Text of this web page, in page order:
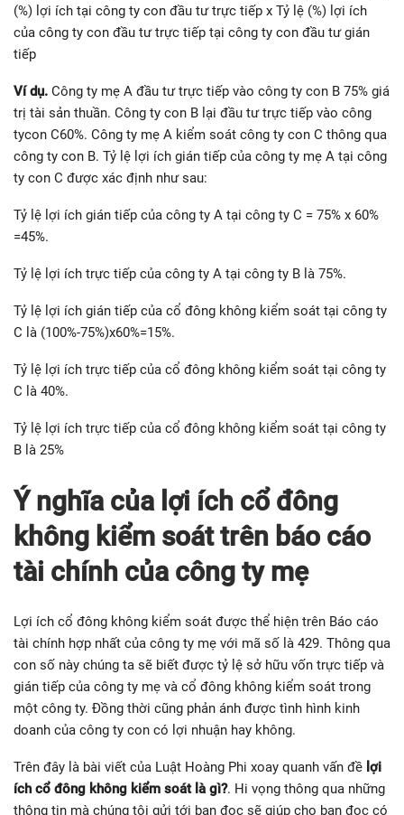
(%) lợi ích tại công ty con đầu tư trực tiếp x Tỷ lệ (%) lợi ích
của công ty con đầu tư trực tiếp tại công ty con đầu tư gián
tiếp
Ví dụ. Công ty mẹ A đầu tư trực tiếp vào công ty con B 75% giá
trị tài sản thuần. Công ty con B lại đầu tư trực tiếp vào công
tycon C60%. Công ty mẹ A kiểm soát công ty con C thông qua
công ty con B. Tỷ lệ lợi ích gián tiếp của công ty mẹ A tại công
ty con C được xác định như sau:
Tỷ lệ lợi ích gián tiếp của công ty A tại công ty C = 75% x 60%
=45%.
Tỷ lệ lợi ích trực tiếp của công ty A tại công ty B là 75%.
Tỷ lệ lợi ích gián tiếp của cổ đông không kiểm soát tại công ty
C là (100%-75%)x60%=15%.
Tỷ lệ lợi ích trực tiếp của cổ đông không kiểm soát tại công ty
C là 40%.
Tỷ lệ lợi ích trực tiếp của cổ đông không kiểm soát tại công ty
B là 25%
Ý nghĩa của lợi ích cổ đông
không kiểm soát trên báo cáo
tài chính của công ty mẹ
Lợi ích cổ đông không kiểm soát được thể hiện trên Báo cáo
tài chính hợp nhất của công ty mẹ với mã số là 429. Thông qua
con số này chúng ta sẽ biết được tỷ lệ sở hữu vốn trực tiếp và
gián tiếp của công ty mẹ và cổ đông không kiểm soát trong
một công ty. Đồng thời cũng phản ánh được tình hình kinh
doanh của công ty con có lợi nhuận hay không.
Trên đây là bài viết của Luật Hoàng Phi xoay quanh vấn đề lợi
ích cổ đông không kiểm soát là gì?. Hi vọng thông qua những
thông tin mà chúng tôi gửi tới bạn đọc sẽ giúp cho bạn đọc có